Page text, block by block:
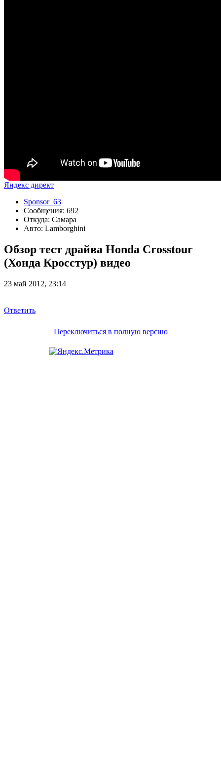
Яндекс директ
Sponsor_63
Сообщения: 692
Откуда: Самара
Авто: Lamborghini
Обзор тест драйва Honda Crosstour
(Хонда Кросстур) видео
23 май 2012, 23:14
Ответить
Переключиться в полную версию